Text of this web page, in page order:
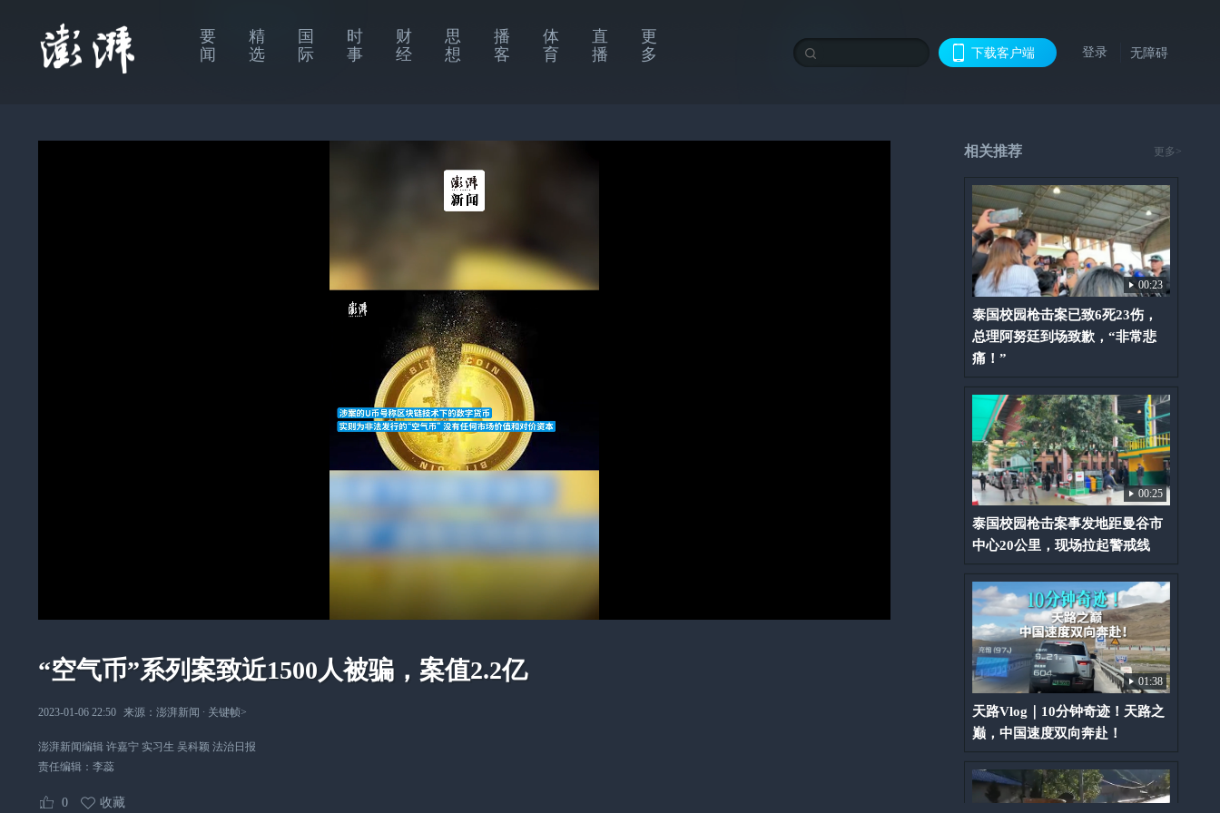
要
闻
精
选
国
际
时
事
财
经
思
想
播
客
体
育
直
播
更
多
下载客户端 登录 无障碍
“空气币”系列案致近1500人被骗，案值2.2亿
2023-01-06 22:50 来源： 澎湃新闻 ∙ 关键帧>
澎湃新闻编辑 许嘉宁 实习生 吴科颖 法治日报
责任编辑： 李蕊
0 收藏
相关推荐 更多>
00:23
泰国校园枪击案已致6死23伤，
总理阿努廷到场致歉，“非常悲
痛！”
00:25
泰国校园枪击案事发地距曼谷市
中心20公里，现场拉起警戒线
01:38
天路Vlog｜10分钟奇迹！天路之
巅，中国速度双向奔赴！